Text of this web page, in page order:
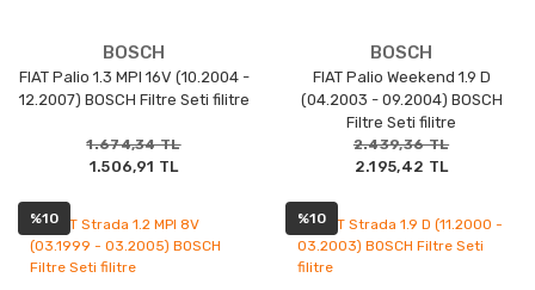
BOSCH
FIAT Palio 1.3 MPI 16V (10.2004 -
12.2007) BOSCH Filtre Seti filitre
1.674,34 TL
1.506,91 TL
BOSCH
FIAT Palio Weekend 1.9 D
(04.2003 - 09.2004) BOSCH
Filtre Seti filitre
2.439,36 TL
2.195,42 TL
%10 %10